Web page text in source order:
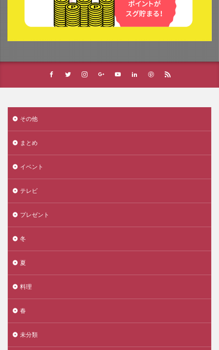
その他
まとめ
イベント
テレビ
プレゼント
冬
夏
料理
春
未分類